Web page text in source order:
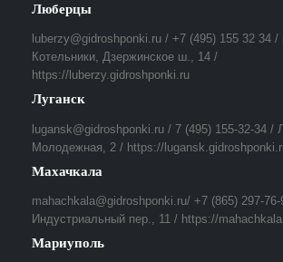
Люберцы
luberzy@gidroshponki.ru / +7 (495) 155 32 34 /
Котельники, Дзержинское ш., 14 /
https://luberzy.gidroshponki.ru
Луганск
lugansk@gidroshponki.ru / 7 (495) 155-32-34 /
Молодежная, 2 / https://
Махачкала
mahachkala@gidroshponki.ru/ +7 (865) 297-
Индустриальный пер., 11 / https://
Мариуполь